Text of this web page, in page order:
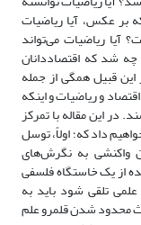
بر عکس، آیا ریاضیات
ریاضیات می‌تواند
شد که اقتصاددانان
قبیل همگی از جمله
و ریاضیات و اینکه
در این مقاله با تمرکز
داد که؛ اولاً، توسل
واکنشی به نگرش‌های
از یک خاستگاه فلسفی
تلقی شود باید به
محدود شدن قلمرو علم